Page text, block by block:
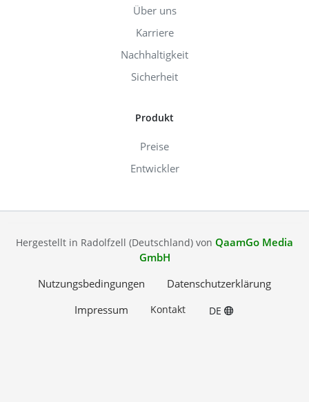
Über uns
Karriere
Nachhaltigkeit
Sicherheit
Produkt
Preise
Entwickler
Hergestellt in Radolfzell (Deutschland) von QaamGo Media
GmbH
Nutzungsbedingungen
Datenschutzerklärung
Impressum
Kontakt DE